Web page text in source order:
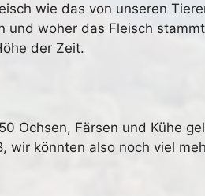
wie das von unseren
und woher das Fleisch
der Zeit.
Ochsen, Färsen und Kühe
könnten also noch viel